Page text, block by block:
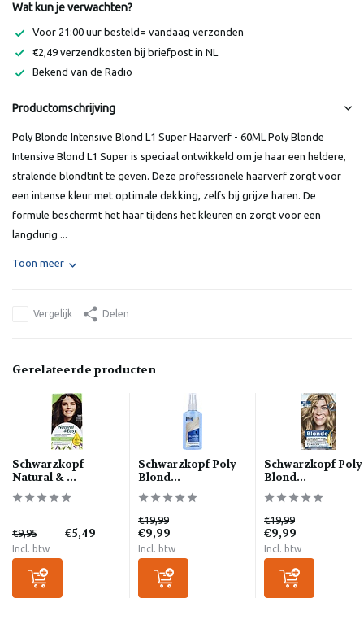
Wat kun je verwachten?
Voor 21:00 uur besteld= vandaag verzonden
€2,49 verzendkosten bij briefpost in NL
Bekend van de Radio
Productomschrijving
Poly Blonde Intensive Blond L1 Super Haarverf - 60ML Poly Blonde
Intensive Blond L1 Super is speciaal ontwikkeld om je haar een heldere,
stralende blondtint te geven. Deze professionele haarverf zorgt voor
een intense kleur met optimale dekking, zelfs bij grijze haren. De
formule beschermt het haar tijdens het kleuren en zorgt voor een
langdurig ...
Toon meer
Vergelijk Delen
Gerelateerde producten
Schwarzkopf
Natural & ...
€9,95 €5,49
Incl. btw
Schwarzkopf Poly
Blond...
€19,99
€9,99
Incl. btw
Schwarzkopf Poly
Blond...
€19,99
€9,99
Incl. btw